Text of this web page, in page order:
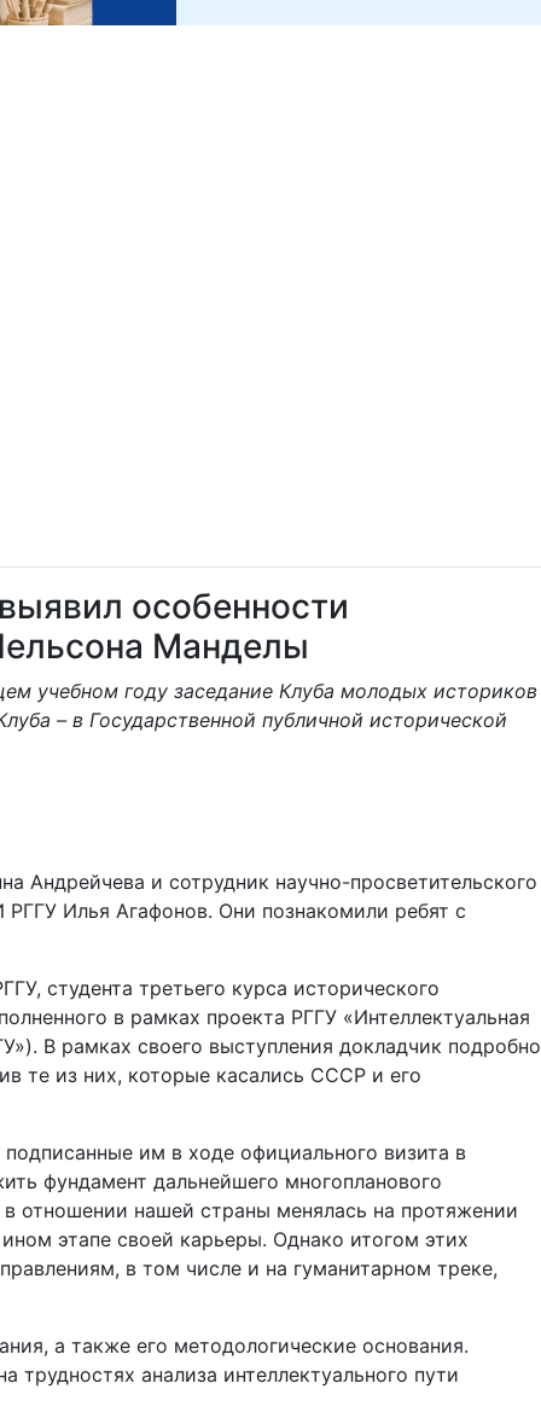
особенности
Манделы
учебном году заседание Клуба молодых историков
– в Государственной публичной исторической
Андрейчева и сотрудник научно-просветительского
Илья Агафонов. Они познакомили ребят с
студента третьего курса исторического
в рамках проекта РГГУ «Интеллектуальная
В рамках своего выступления докладчик подробно
те из них, которые касались СССР и его
им в ходе официального визита в
фундамент дальнейшего многопланового
отношении нашей страны менялась на протяжении
этапе своей карьеры. Однако итогом этих
в том числе и на гуманитарном треке,
а также его методологические основания.
анализа интеллектуального пути